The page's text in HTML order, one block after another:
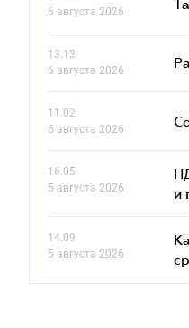
6 августа 2026
13.13
6 августа 2026
11.02
6 августа 2026
16.05
5 августа 2026
и
14.09
5 августа 2026